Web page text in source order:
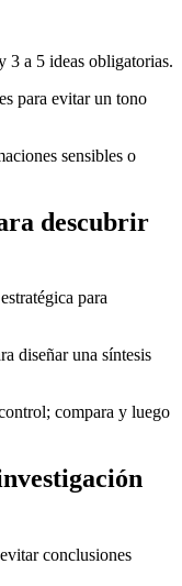
3 a 5 ideas obligatorias.
para evitar un tono
sensibles o
descubrir
para
diseñar una síntesis
compara y luego
conclusiones